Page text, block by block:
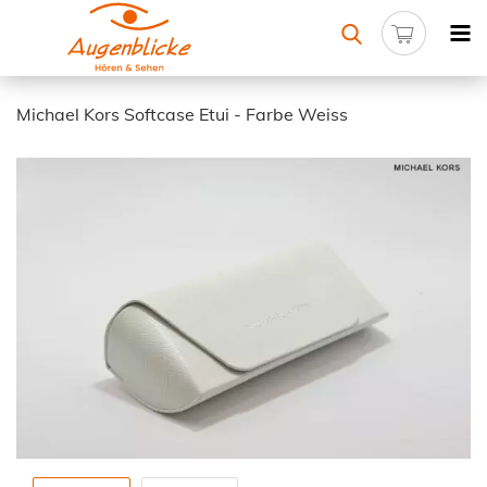
Michael Kors Softcase Etui - Farbe Weiss